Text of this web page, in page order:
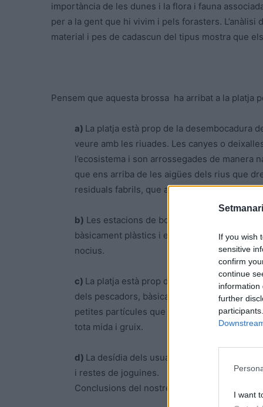
If you wish
sensitive
confirm
continue
information
further
I want
importància de les dunes i la flora i fauna
per a la gent que hi vivim i pels forasters.
material i pes de cadascun del tipus mostra que
Pensem que aquesta brossa ha arribat a la platja
a) La platja està prop de la desembocadura
veure amb les riuades. Les canyes o
l’ecosistema i son arrossegades de manera
que ens arriba de les aigües dels rius que
residuals fabrils, que afecten els
b) Les estacions de bombeig dels arrossars
bàsicament plàstics i embolcalls de
nocius.
c) La platja està prop del port de la Ràpita,
dels pescadors, bàsicament restes de
petites partícules que són menjades pels
tota mida i gruix.
d) La desídia dels usuaris deixa a la platja
i restes de joguines.
Conclusions del nostre estudi: